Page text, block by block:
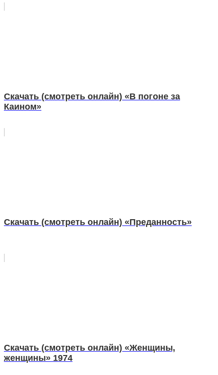
Скачать (смотреть онлайн) «В погоне за
Каином»
Скачать (смотреть онлайн) «Преданность»
Скачать (смотреть онлайн) «Женщины,
женщины» 1974